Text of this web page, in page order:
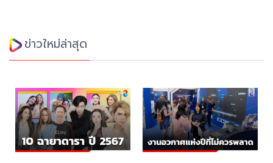
ข่าวใหม่ล่าสุด